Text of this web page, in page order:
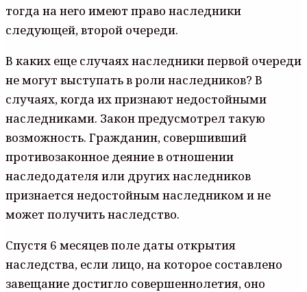
тогда на него имеют право наследники
следующей, второй очереди.
В каких еще случаях наследники первой очереди
не могут выступать в роли наследников? В
случаях, когда их признают недостойными
наследниками. Закон предусмотрел такую
возможность. Гражданин, совершивший
противозаконное деяние в отношении
наследодателя или других наследников
признается недостойным наследником и не
может получить наследство.
Спустя 6 месяцев поле даты открытия
наследства, если лицо, на которое составлено
завещание достигло совершеннолетия, оно